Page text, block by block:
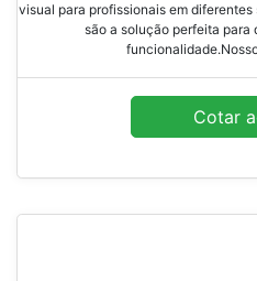
visual para profissionais em diferentes
são a solução perfeita para
Cotar